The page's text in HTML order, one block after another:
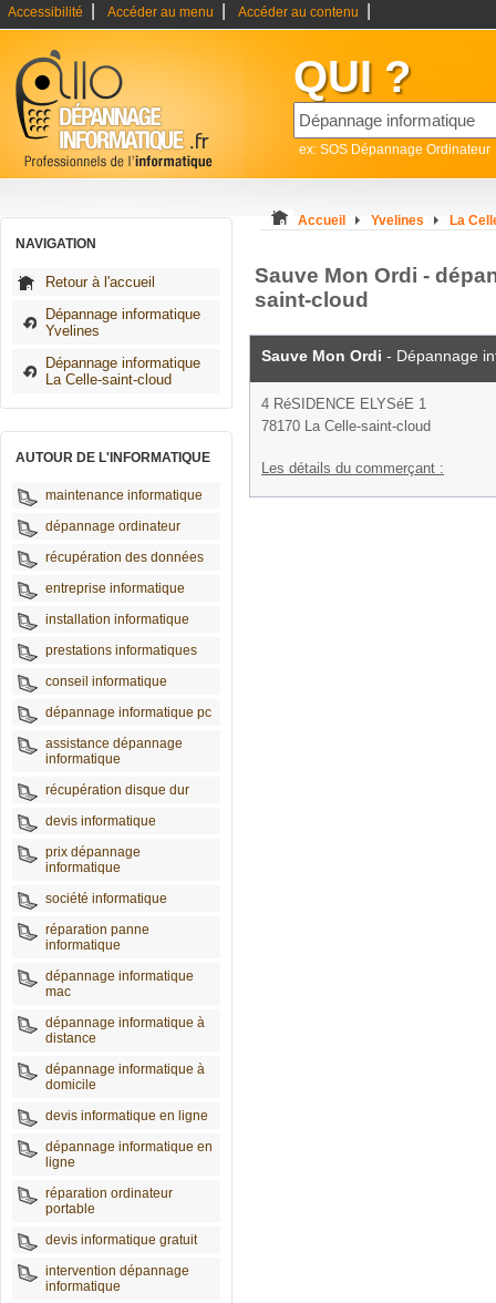
Accessibilité Accéder au menu Accéder au contenu
QUI ?
ex: SOS Dépannage Ordinateur
NAVIGATION
Retour à l'accueil
Dépannage informatique
Yvelines
Dépannage informatique
La Celle-saint-cloud
AUTOUR DE L'INFORMATIQUE
maintenance informatique
dépannage ordinateur
récupération des données
entreprise informatique
installation informatique
prestations informatiques
conseil informatique
dépannage informatique pc
assistance dépannage
informatique
récupération disque dur
devis informatique
prix dépannage
informatique
société informatique
réparation panne
informatique
dépannage informatique
mac
dépannage informatique à
distance
dépannage informatique à
domicile
devis informatique en ligne
dépannage informatique en
ligne
réparation ordinateur
portable
devis informatique gratuit
intervention dépannage
informatique
Accueil Yvelines La
Sauve Mon Ordi -
saint-cloud
Sauve Mon Ordi - Dépannage
4 RéSIDENCE ELYSéE 1
78170 La Celle-saint-cloud
Les détails du commerçant :